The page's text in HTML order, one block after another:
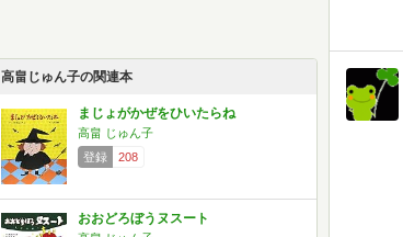
高畠じゅん子の関連本
まじょがかぜをひいたらね
高畠 じゅん子
登録
208
おおどろぼうヌスート